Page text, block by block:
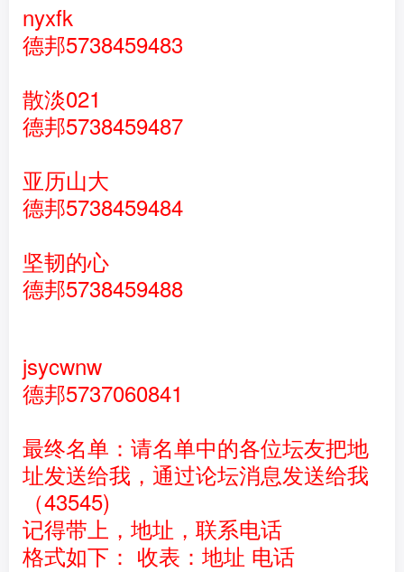
nyxfk
德邦5738459483
散淡021
德邦5738459487
亚历山大
德邦5738459484
坚韧的心
德邦5738459488
jsycwnw
德邦5737060841
最终名单：请名单中的各位坛友把地
址发送给我，通过论坛消息发送给我
（43545)
记得带上，地址，联系电话
格式如下： 收表：地址 电话